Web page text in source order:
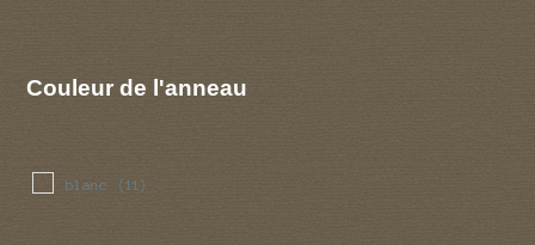
Couleur de l'anneau
blanc (11)